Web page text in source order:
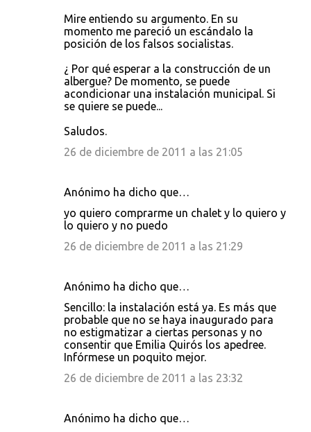
Mire entiendo su argumento. En su
momento me pareció un escándalo la
posición de los falsos socialistas.
¿ Por qué esperar a la construcción de un
albergue? De momento, se puede
acondicionar una instalación municipal. Si
se quiere se puede...
Saludos.
26 de diciembre de 2011 a las 21:05
Anónimo ha dicho que…
yo quiero comprarme un chalet y lo quiero y
lo quiero y no puedo
26 de diciembre de 2011 a las 21:29
Anónimo ha dicho que…
Sencillo: la instalación está ya. Es más que
probable que no se haya inaugurado para
no estigmatizar a ciertas personas y no
consentir que Emilia Quirós los apedree.
Infórmese un poquito mejor.
26 de diciembre de 2011 a las 23:32
Anónimo ha dicho que…